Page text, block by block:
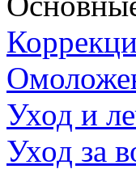
Уход и
Уход за